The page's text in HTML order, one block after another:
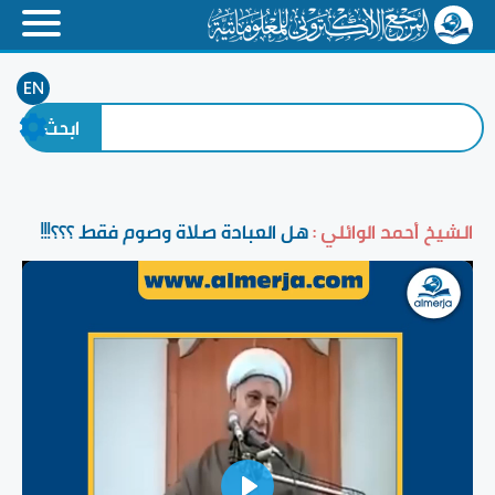
EN
الشيخ أحمد الوائلي :هل العبادة صلاة وصوم فقط ؟؟؟!!!